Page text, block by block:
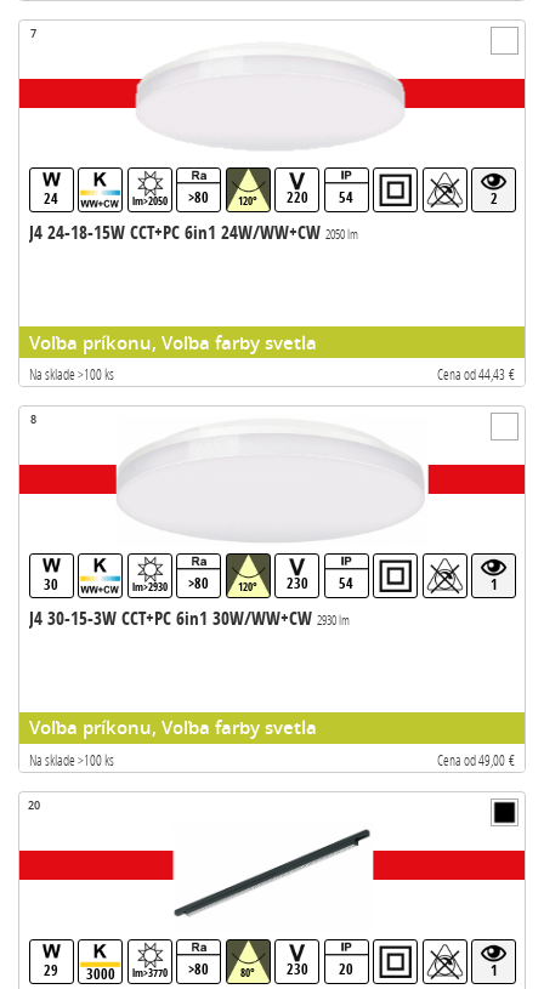
7
24 lm>2050 >80 120° 220 54 2
J4 24-18-15W CCT+PC 6in1 24W/WW+CW 2050 lm
Voľba príkonu, Voľba farby svetla
Na sklade >100 ks Cena od 44,43 €
8
30 lm>2930 >80 120° 230 54 1
J4 30-15-3W CCT+PC 6in1 30W/WW+CW 2930 lm
Voľba príkonu, Voľba farby svetla
Na sklade >100 ks Cena od 49,00 €
20
29 3000 lm>3770 >80 80° 230 20 1